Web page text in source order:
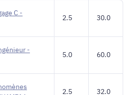
C -
2.5 30.0
-
5.0 60.0
2.5 32.0